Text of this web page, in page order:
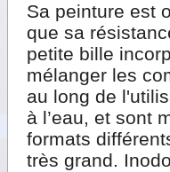
Sa peinture est
que sa
petite bille
mélanger les
au long de
à l’eau, et sont
formats
très grand.